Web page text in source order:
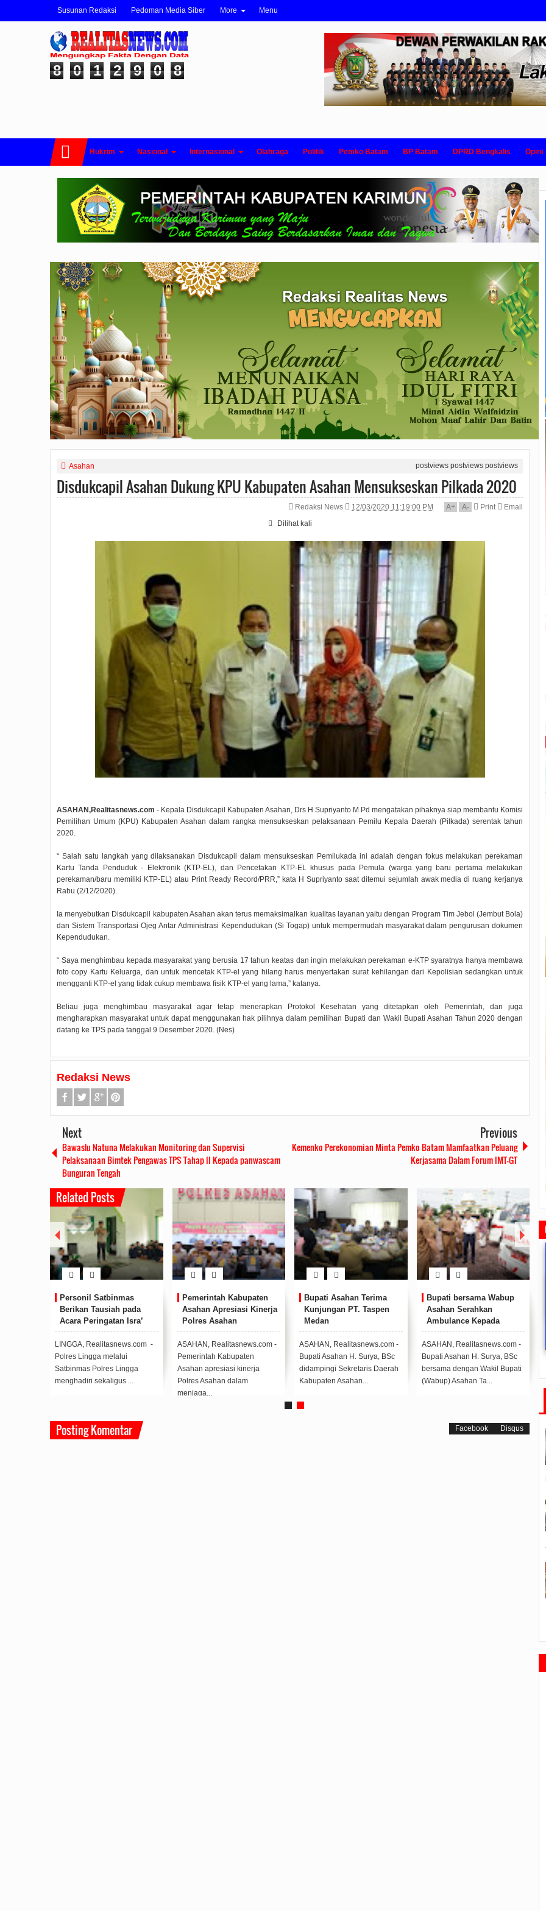
Susunan Redaksi Pedoman Media Siber More Menu
8 0 1 2 9 0 8
Hukrim Nasional Internasional Olahraga Politik Pemko Batam BP Batam DPRD Bengkalis Opini
Asahan postviewspostviewspostviews
Disdukcapil Asahan Dukung KPU Kabupaten Asahan Mensukseskan Pilkada 2020
Redaksi News 12/03/2020 11:19:00 PM A+ A- Print
Email
Dilihat kali
ASAHAN,Realitasnews.com - Kepala Disdukcapil Kabupaten Asahan, Drs H Supriyanto M.Pd mengatakan pihaknya siap membantu Komisi
Pemilihan Umum (KPU) Kabupaten Asahan dalam rangka mensukseskan pelaksanaan Pemilu Kepala Daerah (Pilkada) serentak tahun
2020.
“ Salah satu langkah yang dilaksanakan Disdukcapil dalam mensukseskan Pemilukada ini adalah dengan fokus melakukan perekaman
Kartu Tanda Penduduk - Elektronik (KTP-EL), dan Pencetakan KTP-EL khusus pada Pemula (warga yang baru pertama melakukan
perekaman/baru memiliki KTP-EL) atau Print Ready Record/PRR,” kata H Supriyanto saat ditemui sejumlah awak media di ruang kerjanya
Rabu (2/12/2020).
Ia menyebutkan Disdukcapil kabupaten Asahan akan terus memaksimalkan kualitas layanan yaitu dengan Program Tim Jebol (Jembut Bola)
dan Sistem Transportasi Ojeg Antar Administrasi Kependudukan (Si Togap) untuk mempermudah masyarakat dalam pengurusan dokumen
Kependudukan.
“ Saya menghimbau kepada masyarakat yang berusia 17 tahun keatas dan ingin melakukan perekaman e-KTP syaratnya hanya membawa
foto copy Kartu Keluarga, dan untuk mencetak KTP-el yang hilang harus menyertakan surat kehilangan dari Kepolisian sedangkan untuk
mengganti KTP-el yang tidak cukup membawa fisik KTP-el yang lama,” katanya.
Beliau juga menghimbau masyarakat agar tetap menerapkan Protokol Kesehatan yang ditetapkan oleh Pemerintah, dan juga
mengharapkan masyarakat untuk dapat menggunakan hak pilihnya dalam pemilihan Bupati dan Wakil Bupati Asahan Tahun 2020 dengan
datang ke TPS pada tanggal 9 Desember 2020. (Nes)
Redaksi News
Next
Bawaslu Natuna Melakukan Monitoring dan Supervisi
Pelaksanaan Bimtek Pengawas TPS Tahap II Kepada panwascam
Bunguran Tengah
Previous
Kemenko Perekonomian Minta Pemko Batam Mamfaatkan Peluang
Kerjasama Dalam Forum IMT-GT
Related Posts
Personil Satbinmas
Berikan Tausiah pada
Acara Peringatan Isra’
Mi’raj di SMPN 1 Singkep
Pesisir
LINGGA, Realitasnews.com -
Polres Lingga melalui
Satbinmas Polres Lingga
menghadiri sekaligus ...
Pemerintah Kabupaten
Asahan Apresiasi Kinerja
Polres Asahan
ASAHAN, Realitasnews.com -
Pemerintah Kabupaten
Asahan apresiasi kinerja
Polres Asahan dalam
menjaga...
Bupati Asahan Terima
Kunjungan PT. Taspen
Medan
ASAHAN, Realitasnews.com -
Bupati Asahan H. Surya, BSc
didampingi Sekretaris Daerah
Kabupaten Asahan...
Bupati bersama Wabup
Asahan Serahkan
Ambulance Kepada
Dinkes Kabupaten
Asahan
ASAHAN, Realitasnews.com -
Bupati Asahan H. Surya, BSc
bersama dengan Wakil Bupati
(Wabup) Asahan Ta...
Posting Komentar Facebook Disqus
Rudi Sampaikan Rencana
Pembangunan Batam
2019/07/16 0 Comments
Rudi Tinjau Pemupukan Pohon dan
Kesiapan Pelebaran Jalan
2019/06/190 Comments
Safari Ramadhan Walikota Ajang
Silahturahmi Dan Komunikasi
Dengan Masyarakat
2019/05/140 Comments
Ketua DPRD Tanjungpinang
Memimpin Rapat Paripurna
Pengesahan Ranperda Perubahan
APBD TA 2022 Menjadi Perda
2022/09/240 Comments